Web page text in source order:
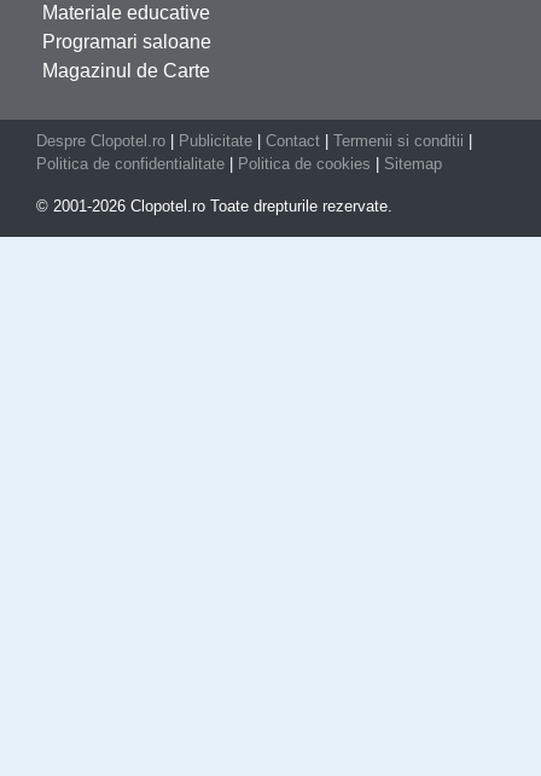
Materiale educative
Programari saloane
Magazinul de Carte
Despre Clopotel.ro Publicitate Contact Termenii si conditii
Politica de confidentialitate
Politica de cookies Sitemap
© 2001-2026 Clopotel.ro Toate drepturile rezervate.